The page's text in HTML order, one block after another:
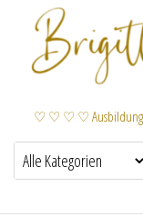
♡ ♡ ♡ ♡